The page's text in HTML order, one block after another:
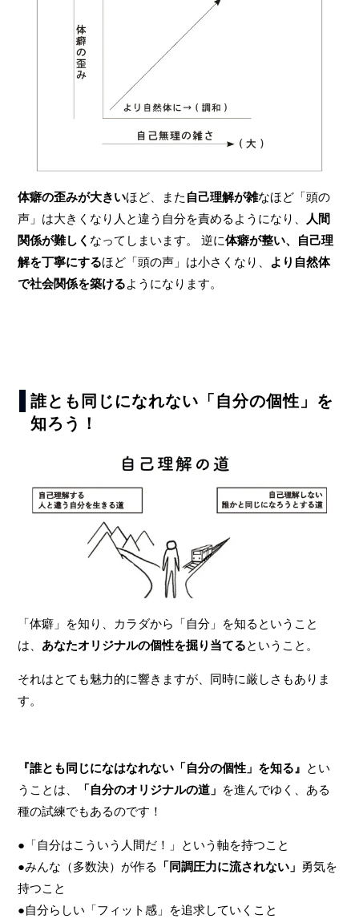
体癖の歪みが大きいほど、また 自己理解が雑なほど「頭の
声」は大きくなり人と違う自分を責めるようになり、
人間
関係が難しく なってしまいます。 逆に体癖が整い、自己理
解を丁寧にするほど「頭の声」は小さくなり、 より自然体
で社会関係を築けるようになります。
誰とも同じになれない「自分の個性」を
知ろう！
「体癖」を知り、カラダから「自分」を知るということ
は、 あなたオリジナルの個性を掘り当てるということ。
それはとても魅力的に響きますが、同時に厳しさもありま
す。
『誰とも同じになはなれない「自分の個性」を知る』 とい
うことは、
「自分のオリジナルの道」 を進んでゆく、ある
種の試練でもあるのです！
●「自分はこういう人間だ！」という軸を持つこと
●みんな（多数決）が作る
「同調圧力に流されない」 勇気を
持つこと
●自分らしい「フィット感」を追求していくこと